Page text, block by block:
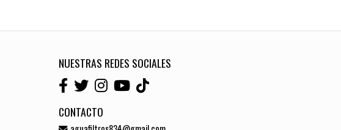
NUESTRAS REDES SOCIALES
CONTACTO